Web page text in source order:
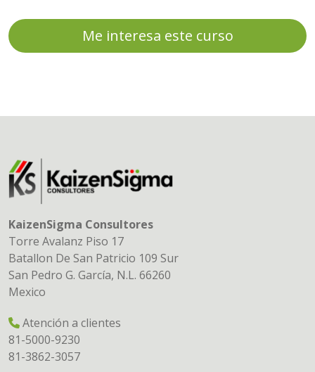
Me interesa este curso
KaizenSigma Consultores
Torre Avalanz Piso 17
Batallon De San Patricio 109 Sur
San Pedro G. García, N.L. 66260
Mexico
Atención a clientes
81-5000-9230
81-3862-3057